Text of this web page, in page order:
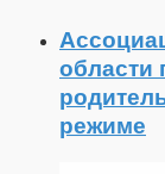
области
режиме